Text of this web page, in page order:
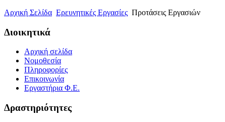
Αρχική Σελίδα Ερευνητικές Εργασίες Προτάσεις Εργασιών
Διοικητικά
Αρχική σελίδα
Νομοθεσία
Πληροφορίες
Επικοινωνία
Εργαστήρια Φ.Ε.
Δραστηριότητες